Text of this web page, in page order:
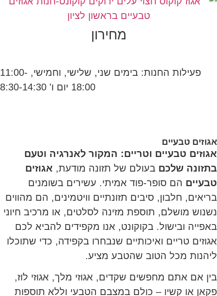
מחירון
פעילות החנות: בימים שני, שלישי, וחמישי, 11:00-
18:00 יום ו' 8:30-14:30
אגוזים טבעיים
אגוזים טבעיים וטריים: המקור לאנרגיה וטעם
בתזונה שלכם בעולם של תזונה מודעת, אגוזים
טבעיים הם סופר-פוד אמיתי. עשירים בשומנים
בריאים, חלבון, סיבים תזונתיים וויטמינים, הם מהווים
נשנוש מושלם, תוספת מזינה לסלטים, או מרכיב חיוני
באפייה ובישול. בקוקונט, אנו מקפידים להביא לכם
אגוזים טריים ואיכותיים שנבחרו בקפידה, כדי שתוכלו
ליהנות מכל הטוב שהטבע מציע.
בין אם אתם מחפשים שקדים, אגוזי מלך, אגוזי לוז,
פקאן או קשיו – כולם במצבם הטבעי וללא תוספות